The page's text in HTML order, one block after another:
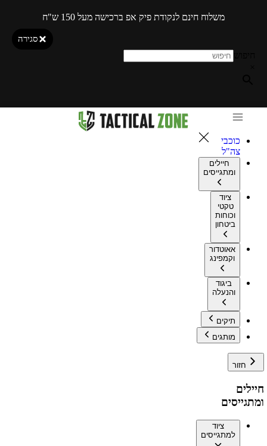
משלוח חינם לנקודת פיק אפ ברכישה מעל 150 ש"ח
סגירה
כוכבי
צה"ל
חיילים
ומתגייסים
ציוד
טקטי
וכוחות
ביטחון
אאוטדור
וקמפינג
ביגוד
והנעלה
תיקים
מותגים
חזור
חיילים
ומתגייסים
ציוד
למתגייסים